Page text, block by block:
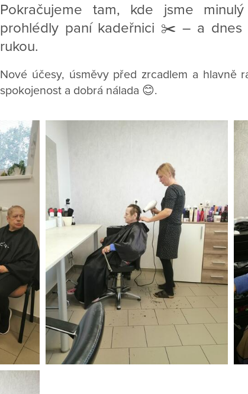
Pokračujeme tam, kde jsme
prohlédly paní kadeřnici ✂️ – a dnes
rukou.
Nové účesy, úsměvy před zrcadlem a hlavně
spokojenost a dobrá nálada 😊.